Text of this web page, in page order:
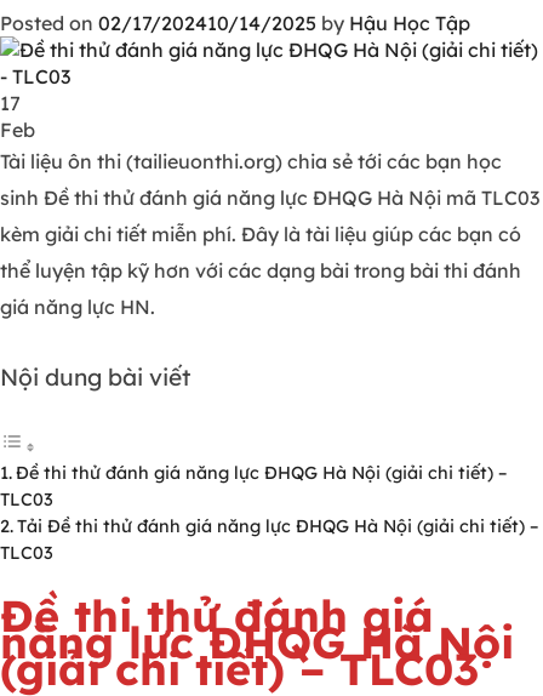
Posted on 02/17/202410/14/2025 by Hậu Học Tập
17
Feb
Tài liệu ôn thi (tailieuonthi.org) chia sẻ tới các bạn học
sinh Đề thi thử đánh giá năng lực ĐHQG Hà Nội mã TLC03
kèm giải chi tiết miễn phí. Đây là tài liệu giúp các bạn có
thể luyện tập kỹ hơn với các dạng bài trong bài thi đánh
giá năng lực HN.
Nội dung bài viết
Đề thi thử đánh giá năng lực ĐHQG Hà Nội (giải chi tiết) –
TLC03
Tải Đề thi thử đánh giá năng lực ĐHQG Hà Nội (giải chi tiết) –
TLC03
Đề thi thử đánh giá
năng lực ĐHQG Hà Nội
(giải chi tiết) – TLC03